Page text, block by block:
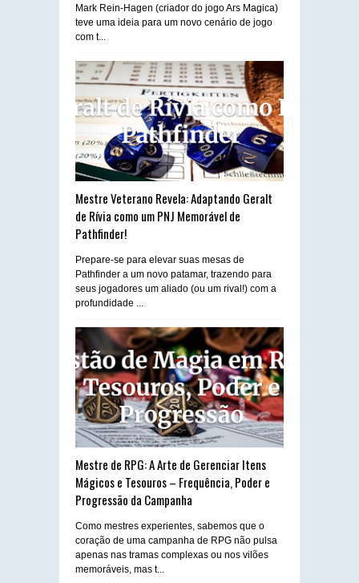
Mark Rein-Hagen (criador do jogo Ars Magica)
teve uma ideia para um novo cenário de jogo
com t...
Mestre Veterano Revela: Adaptando Geralt
de Rívia como um PNJ Memorável de
Pathfinder!
Prepare-se para elevar suas mesas de
Pathfinder a um novo patamar, trazendo para
seus jogadores um aliado (ou um rival!) com a
profundidade ...
Mestre de RPG: A Arte de Gerenciar Itens
Mágicos e Tesouros – Frequência, Poder e
Progressão da Campanha
Como mestres experientes, sabemos que o
coração de uma campanha de RPG não pulsa
apenas nas tramas complexas ou nos vilões
memoráveis, mas t...